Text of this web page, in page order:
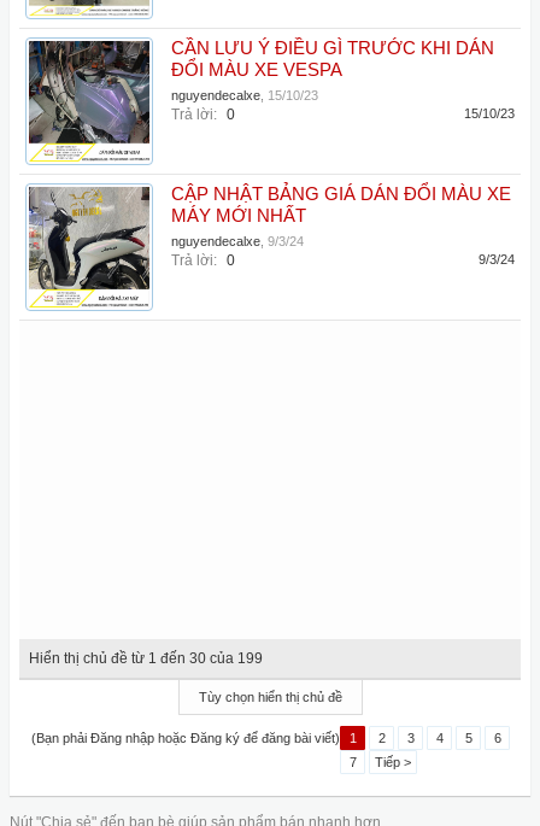
CẦN LƯU Ý ĐIỀU GÌ TRƯỚC KHI DÁN
ĐỔI MÀU XE VESPA
nguyendecalxe 15/10/23
Trả lời: 0 15/10/23
CẬP NHẬT BẢNG GIÁ DÁN ĐỔI MÀU XE
MÁY MỚI NHẤT
nguyendecalxe 9/3/24
Trả lời: 0 9/3/24
Hiển thị chủ đề từ 1 đến 30 của 199
Tùy chọn hiển thị chủ đề
(Bạn phải Đăng nhập hoặc Đăng ký để đăng bài viết) 1 2 3 4 5
6
7
Tiếp >
Nút "Chia sẻ" đến bạn bè giúp sản phẩm bán nhanh hơn